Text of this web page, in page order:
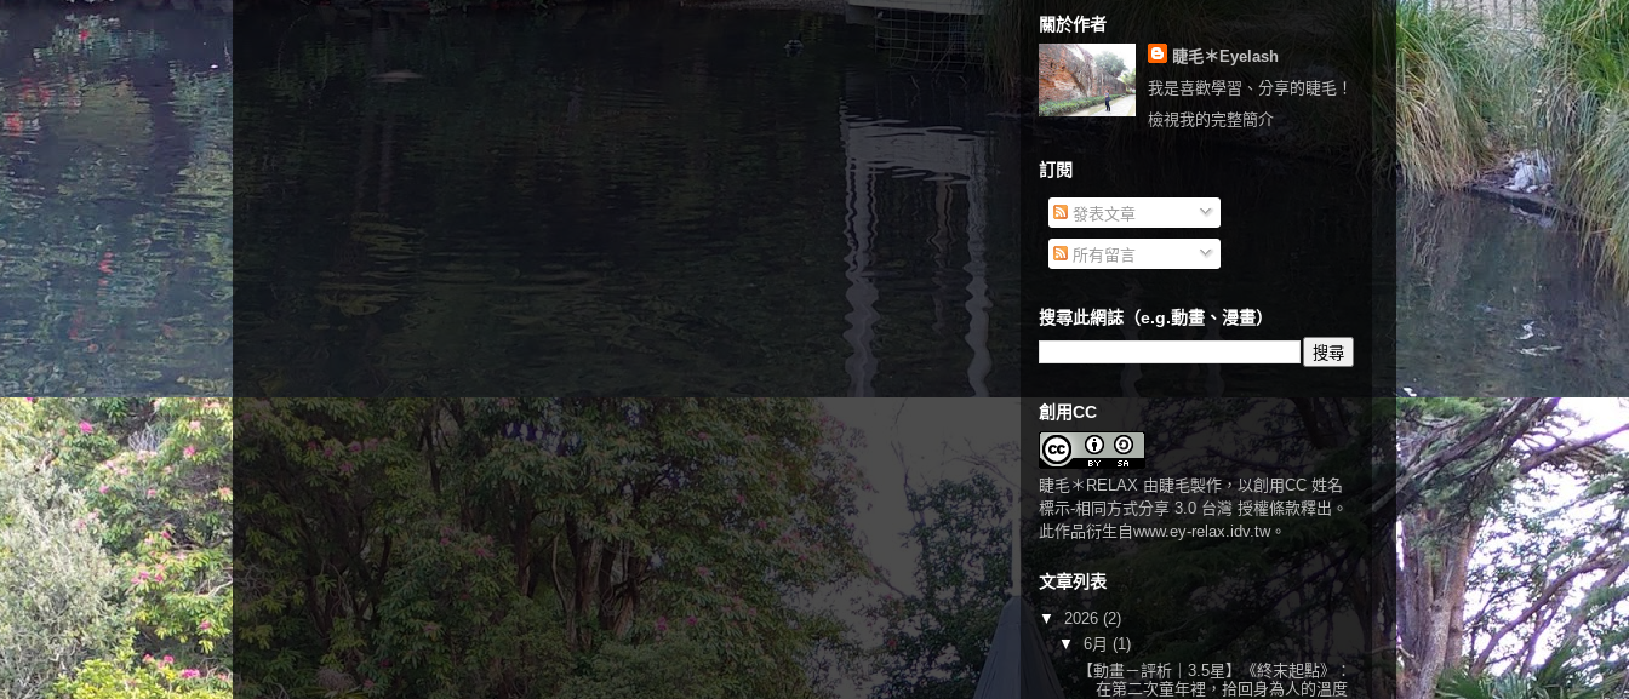
關於作者
睫毛＊Eyelash
我是喜歡學習、分享的睫毛！
檢視我的完整簡介
訂閱
發表文章
所有留言
搜尋此網誌（e.g.動畫、漫畫）
創用CC
睫毛＊RELAX 由睫毛製作，以創用CC 姓名
標示-相同方式分享 3.0 台灣 授權條款釋出。
此作品衍生自www.ey-relax.idv.tw。
文章列表
▼ 2026 (2)
▼ 6月 (1)
【動畫－評析｜3.5星】《終末起點》：
在第二次童年裡，拾回身為人的溫度